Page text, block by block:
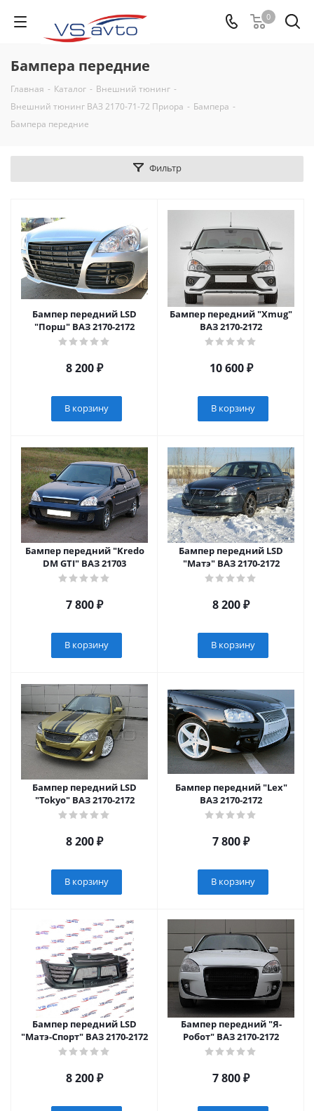
0
Бампера передние
Главная - Каталог - Внешний тюнинг -
Внешний тюнинг ВАЗ 2170-71-72 Приора - Бампера -
Бампера передние
Фильтр
Бампер передний LSD
"Порш" ВАЗ 2170-2172
8 200₽
В корзину
Бампер передний "Xmug"
ВАЗ 2170-2172
10 600₽
В корзину
Бампер передний "Kredo
DM GTI" ВАЗ 21703
7 800₽
В корзину
Бампер передний LSD
"Матэ" ВАЗ 2170-2172
8 200₽
В корзину
Бампер передний LSD
"Tokyo" ВАЗ 2170-2172
8 200₽
В корзину
Бампер передний "Lex"
ВАЗ 2170-2172
7 800₽
В корзину
Бампер передний LSD
"Матэ-Спорт" ВАЗ 2170-2172
8 200₽
Бампер передний "Я-
Робот" ВАЗ 2170-2172
7 800₽